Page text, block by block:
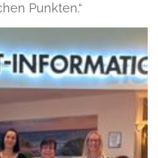
Punkten.“